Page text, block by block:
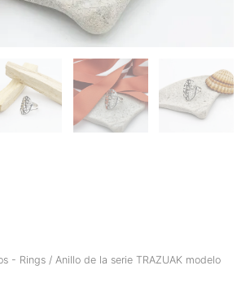
- Rings / Anillo de la serie TRAZUAK modelo